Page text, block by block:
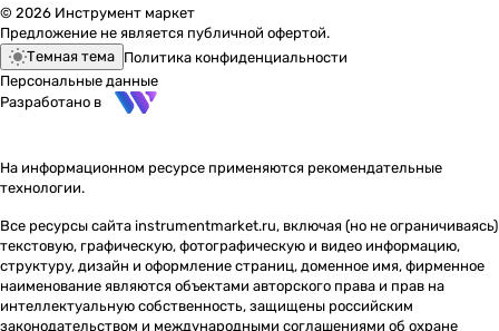
© 2026 Инструмент маркет
Предложение не является публичной офертой.
Темная тема Политика конфиденциальности
Персональные данные
Разработано в
На информационном ресурсе применяются рекомендательные
технологии.
Все ресурсы сайта instrumentmarket.ru, включая (но не ограничиваясь)
текстовую, графическую, фотографическую и видео информацию,
структуру, дизайн и оформление страниц, доменное имя, фирменное
наименование являются объектами авторского права и прав на
интеллектуальную собственность, защищены российским
законодательством и международными соглашениями об охране